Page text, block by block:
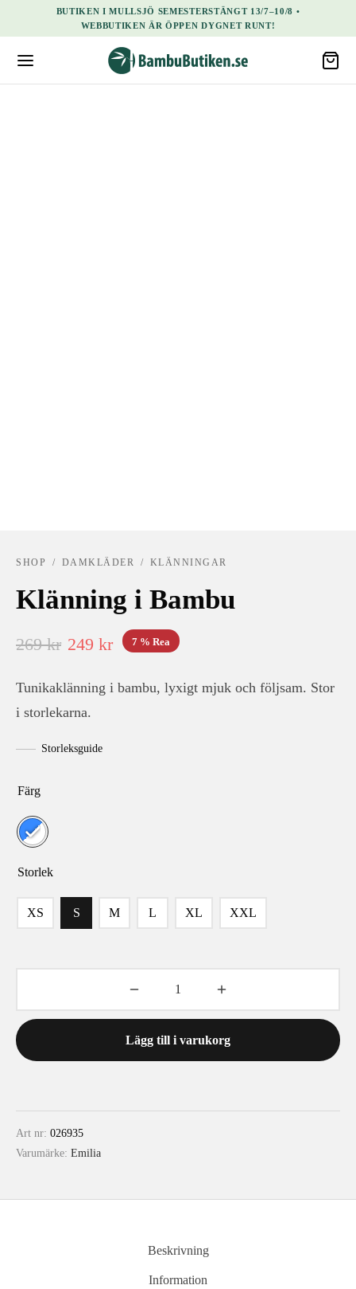
BUTIKEN I MULLSJÖ SEMESTERSTÄNGT 13/7–10/8 •
WEBBUTIKEN ÄR ÖPPEN DYGNET RUNT!
SHOP / DAMKLÄDER / KLÄNNINGAR
Klänning i Bambu
7 % Rea
269kr Det
249 kr Det
Tunikaklänning i bambu, lyxigt mjuk och följsam. Stor
i storlekarna.
Storleksguide
Färg
Storlek
XS S M L XL XXL
Lägg till i varukorg
Art nr: 026935
Varumärke: Emilia
Beskrivning
Information